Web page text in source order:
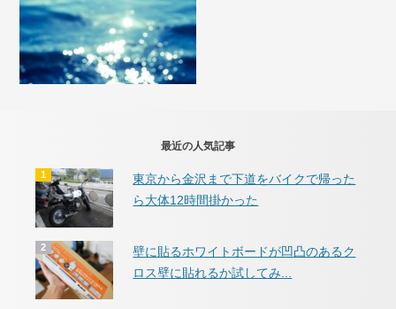
最近の人気記事
東京から金沢まで下道をバイクで帰った
ら大体12時間掛かった
壁に貼るホワイトボードが凹凸のあるク
ロス壁に貼れるか試してみ...